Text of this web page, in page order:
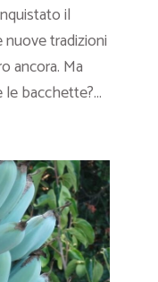
il
tradizioni
ancora. Ma
bacchette?...